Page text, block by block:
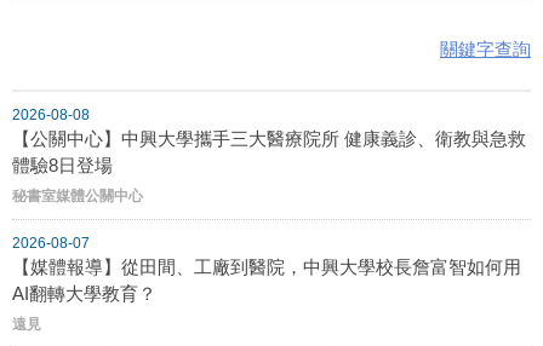
關鍵字查詢
2026-08-08
【公關中心】中興大學攜手三大醫療院所 健康義診、衛教與急救
體驗8日登場
秘書室媒體公關中心
2026-08-07
【媒體報導】從田間、工廠到醫院，中興大學校長詹富智如何用
AI翻轉大學教育？
遠見